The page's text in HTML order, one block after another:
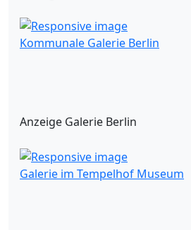
Kommunale Galerie Berlin
Anzeige Galerie Berlin
Galerie im Tempelhof Museum